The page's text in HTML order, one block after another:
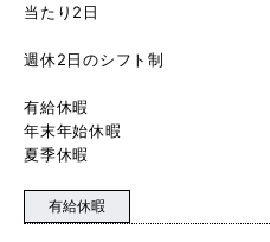
当たり2日
週休2日のシフト制
有給休暇
年末年始休暇
夏季休暇
有給休暇